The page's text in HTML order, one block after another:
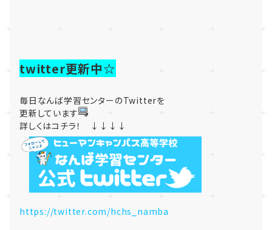
twitter更新中☆
毎日なんば学習センターのTwitterを
更新しています
詳しくはコチラ！ ↓↓↓↓
https://twitter.com/hchs_namba